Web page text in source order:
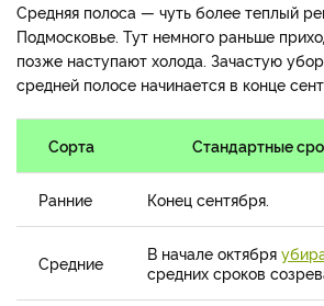
Средняя полоса — чуть более теплый
Подмосковье. Тут немного раньше
позже наступают холода. Зачастую
средней полосе начинается в конце
Сорта Стандартные
Ранние Конец сентября.
Средние В начале октября
средних сроков